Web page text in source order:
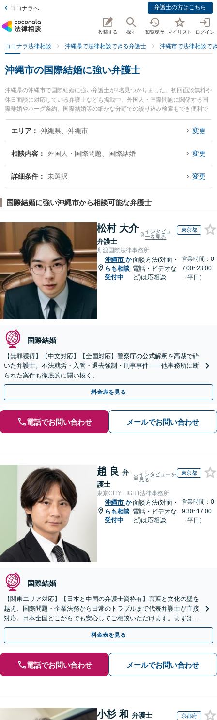
ココナラへ 弁護士の方はこちら
投稿する 探す 閲覧履歴 マイリスト ログイン
ココナラ法律相談 沖縄県で法律相談できる弁護士 沖縄市で法律相談で
沖縄市の国際結婚に強い弁護士
沖縄県の沖縄市で国際結婚に強い弁護士が2名見つかりました。初回面談無料や
休日面談に対応している弁護士なども掲載中。外国人・国際問題に関係する国
際離婚やハーグ条約、国際結婚等の細かな分野での絞り込み検索もでき便利で
す。特に岡野法律事務所 沖縄中部支店の水野 貴之弁護士や岡野法律事務所 沖
縄中部支店の比嘉 佑哉弁護士のプロフィール情報や弁護士費用、強みなどが注
士を検索したい』『初回相談無料で国際結婚を法律相談できる沖縄市内の弁護
士に相談予約したい』などでお困りの相談者さんにおすすめです。
エリア 沖縄県、沖縄市 変更
相談内容 外国人・国際問題、国際結婚 変更
詳細条件 未選択 変更
国際結婚に強い沖縄市から相談可能な弁護士
松村 大介
弁護士
インタビュ
ーを見る
東京都
舟渡国際法律事務所
沖縄市 か
らも相談
受付中
面談方法(対面・
電話・ビデオな
ど)は応相談
営業時間：0
7:00~23:00
（平日）
国際結婚
【無罪獲得】【中文対応】【全国対応】警察庁の公式解釈を高裁で砕
いた弁護士。不法就労・入管・退去強制・刑事事件——他事務所に断
られた案件も徹底的に闘い抜く。
料金表を見る
電話でお問い合わせ メールでお問い合わせ
趙 良 弁
護士
インタビューを
見る
東京都
東京CITY LIGHT法律事務所
沖縄市 か
らも相談
受付中
面談方法(対面・
電話・ビデオな
ど)は応相談
営業時間：0
9:30~17:00
（平日）
国際結婚
【関東エリア対応】【日本と中国の弁護士資格有】言葉と文化の壁を
越え、国際問題・企業法務から日常のトラブルまで代表弁護士が直接
対応。日本全国どこからでも安心してご相談いただけます。まずは一
歩を踏み出してみませんか。【初回相談無料】
料金表を見る
電話でお問い合わせ メールでお問い合わせ
小杉 和 弁護士 京都府